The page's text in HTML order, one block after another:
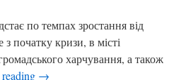
по темпах зростання від
початку кризи, в місті
харчування, а також
→